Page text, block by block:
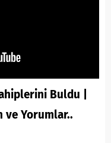
Buldu |
ve Yorumlar..